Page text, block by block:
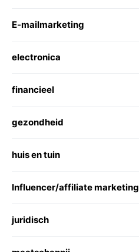
E-mailmarketing
electronica
financieel
gezondheid
huis en tuin
Influencer/affiliate marketing
juridisch